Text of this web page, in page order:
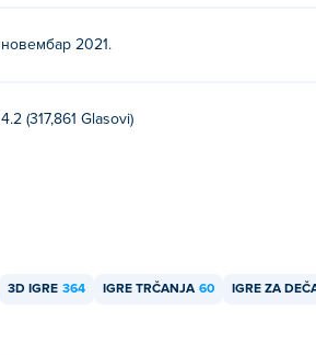
новембар 2021.
4.2 (317,861 Glasovi)
3D IGRE 364 IGRE TRČANJA 60 IGRE ZA